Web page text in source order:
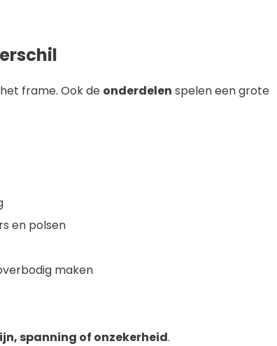
frame. Ook de onderdelen spelen een grote
en polsen
maken
spanning of onzekerheid.